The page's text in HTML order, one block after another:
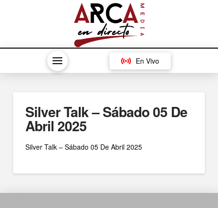
En Vivo
Silver Talk – Sábado 05 De
Abril 2025
Silver Talk – Sábado 05 De Abril 2025